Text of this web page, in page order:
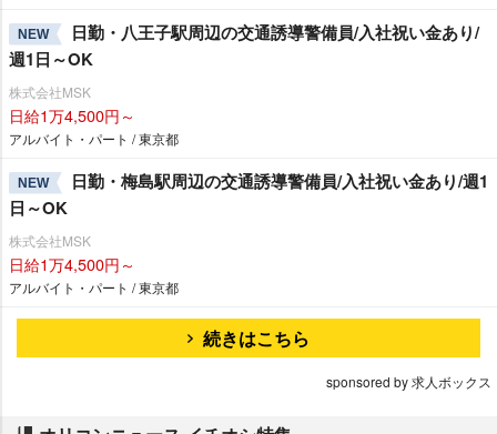
NEW
日勤・八王子駅周辺の交通誘導警備員/入社祝い金あり/
週1日～OK
株式会社MSK
日給1万4,500円～
アルバイト・パート / 東京都
NEW
日勤・梅島駅周辺の交通誘導警備員/入社祝い金あり/週1
日～OK
株式会社MSK
日給1万4,500円～
アルバイト・パート / 東京都
続きはこちら
sponsored by 求人ボックス